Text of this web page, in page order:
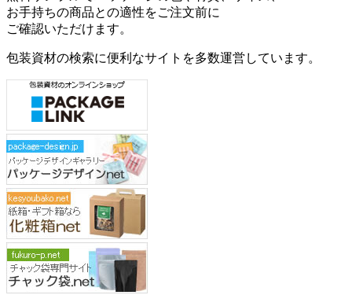
お手持ちの商品との適性をご注文前に
ご確認いただけます。
包装資材の検索に便利なサイトを多数運営しています。